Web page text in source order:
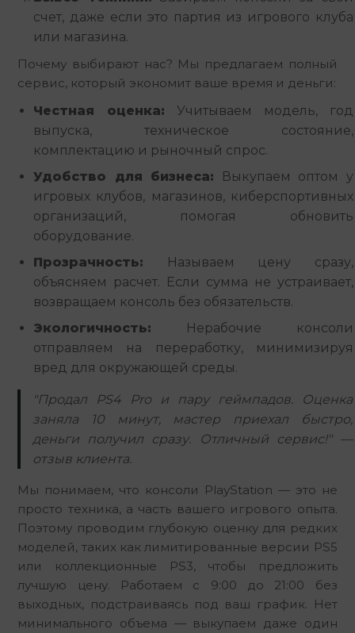
счет, даже если это партия из игрового клуба
или магазина.
Почему выбирают нас? Мы предлагаем полный
сервис, который экономит ваше время и деньги:
Честная оценка: Учитываем модель, год
выпуска, техническое состояние,
комплектацию и рыночный спрос.
Удобство для бизнеса: Выкупаем оптом у
игровых клубов, магазинов, киберспортивных
организаций, помогая обновить
оборудование.
Прозрачность: Называем цену сразу,
объясняем расчет. Если сумма не устраивает,
возвращаем консоль без обязательств.
Экологичность: Нерабочие консоли
отправляем на переработку, минимизируя
вред для окружающей среды.
"Продал PS4 Pro и пару геймпадов. Оценка
заняла 10 минут, мастер приехал быстро,
деньги получил сразу. Отличный сервис!" —
отзыв клиента.
Мы понимаем, что консоли PlayStation — это не
просто техника, а часть вашего игрового опыта.
Поэтому проводим глубокую оценку для редких
моделей, таких как лимитированные версии PS5
или коллекционные PS3, чтобы предложить
лучшую цену. Работаем с 9:00 до 21:00 без
выходных, подстраиваясь под ваш график. Нет
минимального объема — выкупаем даже один